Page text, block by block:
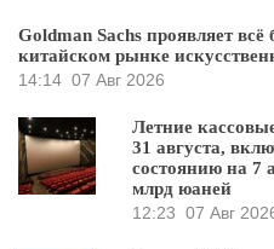
Goldman Sachs проявляет
китайском рынке
14:14 07 Авг 2026
Летние
31 августа,
состоянию на 7
млрд юаней
12:23 07 Авг